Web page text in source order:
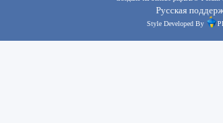
Русская
Style Developed By